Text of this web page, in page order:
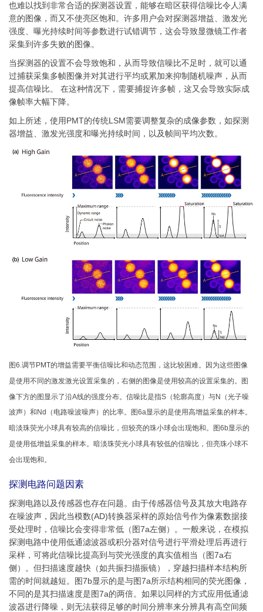
也难以找到非常合适的探测器设置，能够在暗区获得信噪比令人满
意的图像，而又不使亮区饱和。许多用户会对探测器增益、激发光
强度、曝光持续时间等参数进行试错调节，这会导致显微镜工作者
采集到许多失败的图像。
当探测器的设置不会导致饱和，从而导致信噪比不足时，就可以通
过捕获采集多帧图像并对其进行平均或累加来抑制随机噪声，从而
提高信噪比。 在这种情况下，需要捕捉许多帧，这又会导致实际成
像帧率大幅下降。
如上所述，使用PMT的传统LSM需要调整复杂的成像参数，如探测
器增益、激发光强度和曝光持续时间，以及帧间平均次数。
图6.调节PMT的增益需要平衡信噪比和动态范围，这比较困难。因为这些图像
是使用不同的激发激光设置采集的，右侧的图像是使用较高的设置采集的。图
像下方的图显示了沿A线的强度分布。信噪比是指S（轮廓高度）与N（光子噪
波声）和Nd（电路噪波噪声）的比率。图6a显示的是使用高增益采集的样本。
暗淡珠荧光小球具有较高的信噪比，但较亮的珠小球会出现饱和。图6b显示的
是使用低增益采集的样本。暗淡珠荧光小球具有较低的信噪比，但亮珠小球不
会出现饱和。
探测电路问题因素
探测电路以及传感器也存在问题。由于传感器信号及其放大电路存
在噪波声，因此当模数(AD)转换器采样的原始信号作为像素数据接
受处理时，信噪比会变得非常低（图7a左侧）。一般来说，在模拟
探测电路中使用低通滤波器或积分器对信号进行平滑处理后再进行
采样，可将此信噪比提高到与荧光强度的真实值相当（图7a右
侧）。但扫描速度越快（如共振扫描振镜），穿越扫描样本结构所
需的时间就越短。图7b显示的是与图7a所示结构相同的荧光图像，
不同的是其扫描速度是图7a的两倍。如果以同样的方式应用低通滤
波器进行降噪，则无法获得足够的时间分辨率来分辨具有高空间频